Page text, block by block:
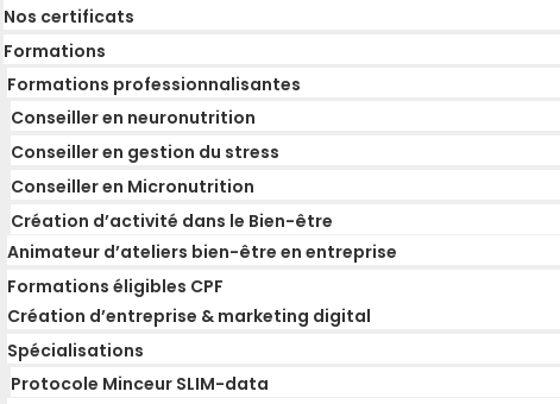
Nos certificats
Formations
Formations professionnalisantes
Conseiller en neuronutrition
Conseiller en gestion du stress
Conseiller en Micronutrition
Création d’activité dans le Bien-être
Animateur d’ateliers bien-être en entreprise
Formations éligibles CPF
Création d’entreprise & marketing digital
Spécialisations
Protocole Minceur SLIM-data